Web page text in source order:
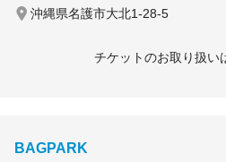
沖縄県名護市大北1-28-5
チケットのお取り扱い
BAGPARK